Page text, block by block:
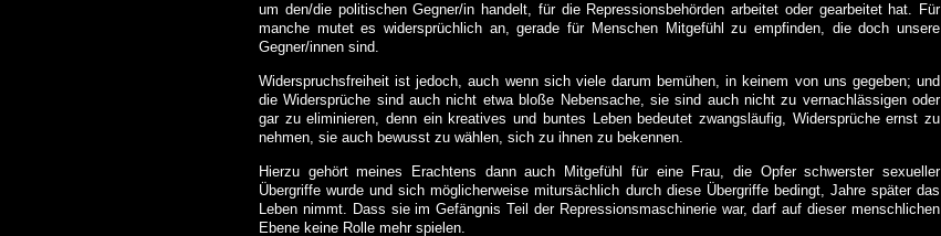
um den/die politischen Gegner/in handelt, für die Repressionsbehörden arbeitet oder gearbeitet hat. Für
manche mutet es widersprüchlich an, gerade für Menschen Mitgefühl zu empfinden, die doch unsere
Gegner/innen sind.
Widerspruchsfreiheit ist jedoch, auch wenn sich viele darum bemühen, in keinem von uns gegeben; und
die Widersprüche sind auch nicht etwa bloße Nebensache, sie sind auch nicht zu vernachlässigen oder
gar zu eliminieren, denn ein kreatives und buntes Leben bedeutet zwangsläufig, Widersprüche ernst zu
nehmen, sie auch bewusst zu wählen, sich zu ihnen zu bekennen.
Hierzu gehört meines Erachtens dann auch Mitgefühl für eine Frau, die Opfer schwerster sexueller
Übergriffe wurde und sich möglicherweise mitursächlich durch diese Übergriffe bedingt, Jahre später das
Leben nimmt. Dass sie im Gefängnis Teil der Repressionsmaschinerie war, darf auf dieser menschlichen
Ebene keine Rolle mehr spielen.